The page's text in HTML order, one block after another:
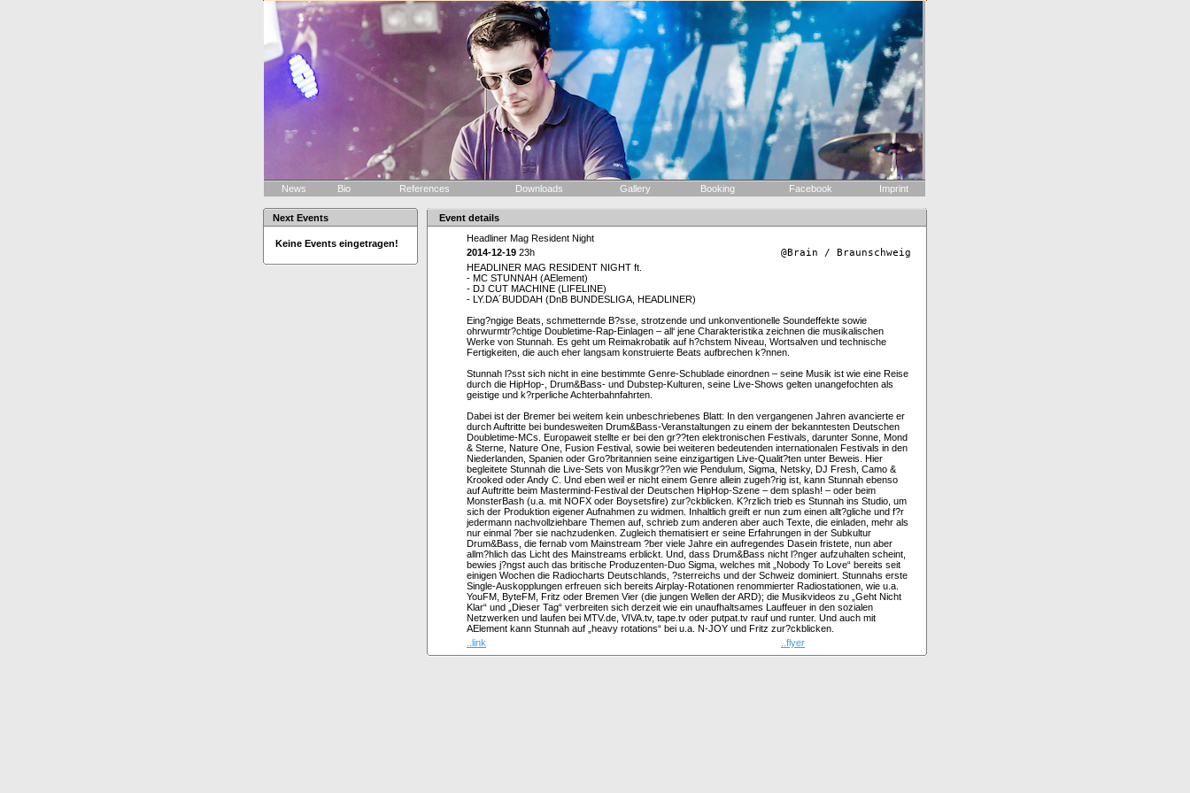
News Bio References Downloads Gallery Booking Facebook Imprint
Next Events
Keine Events eingetragen!
Event details
Headliner Mag Resident Night
2014-12-19 23h @Brain / Braunschweig
HEADLINER MAG RESIDENT NIGHT ft.
- MC STUNNAH (AElement)
- DJ CUT MACHINE (LIFELINE)
- LY.DA´BUDDAH (DnB BUNDESLIGA, HEADLINER)
Eing?ngige Beats, schmetternde B?sse, strotzende und unkonventionelle Soundeffekte sowie
ohrwurmtr?chtige Doubletime-Rap-Einlagen – all‘ jene Charakteristika zeichnen die musikalischen
Werke von Stunnah. Es geht um Reimakrobatik auf h?chstem Niveau, Wortsalven und technische
Fertigkeiten, die auch eher langsam konstruierte Beats aufbrechen k?nnen.
Stunnah l?sst sich nicht in eine bestimmte Genre-Schublade einordnen – seine Musik ist wie eine Reise
durch die HipHop-, Drum&Bass- und Dubstep-Kulturen, seine Live-Shows gelten unangefochten als
geistige und k?rperliche Achterbahnfahrten.
Dabei ist der Bremer bei weitem kein unbeschriebenes Blatt: In den vergangenen Jahren avancierte er
durch Auftritte bei bundesweiten Drum&Bass-Veranstaltungen zu einem der bekanntesten Deutschen
Doubletime-MCs. Europaweit stellte er bei den gr??ten elektronischen Festivals, darunter Sonne, Mond
& Sterne, Nature One, Fusion Festival, sowie bei weiteren bedeutenden internationalen Festivals in den
Niederlanden, Spanien oder Gro?britannien seine einzigartigen Live-Qualit?ten unter Beweis. Hier
begleitete Stunnah die Live-Sets von Musikgr??en wie Pendulum, Sigma, Netsky, DJ Fresh, Camo &
Krooked oder Andy C. Und eben weil er nicht einem Genre allein zugeh?rig ist, kann Stunnah ebenso
auf Auftritte beim Mastermind-Festival der Deutschen HipHop-Szene – dem splash! – oder beim
MonsterBash (u.a. mit NOFX oder Boysetsfire) zur?ckblicken. K?rzlich trieb es Stunnah ins Studio, um
sich der Produktion eigener Aufnahmen zu widmen. Inhaltlich greift er nun zum einen allt?gliche und f?r
jedermann nachvollziehbare Themen auf, schrieb zum anderen aber auch Texte, die einladen, mehr als
nur einmal ?ber sie nachzudenken. Zugleich thematisiert er seine Erfahrungen in der Subkultur
Drum&Bass, die fernab vom Mainstream ?ber viele Jahre ein aufregendes Dasein fristete, nun aber
allm?hlich das Licht des Mainstreams erblickt. Und, dass Drum&Bass nicht l?nger aufzuhalten scheint,
bewies j?ngst auch das britische Produzenten-Duo Sigma, welches mit „Nobody To Love“ bereits seit
einigen Wochen die Radiocharts Deutschlands, ?sterreichs und der Schweiz dominiert. Stunnahs erste
Single-Auskopplungen erfreuen sich bereits Airplay-Rotationen renommierter Radiostationen, wie u.a.
YouFM, ByteFM, Fritz oder Bremen Vier (die jungen Wellen der ARD); die Musikvideos zu „Geht Nicht
Klar“ und „Dieser Tag“ verbreiten sich derzeit wie ein unaufhaltsames Lauffeuer in den sozialen
Netzwerken und laufen bei MTV.de, VIVA.tv, tape.tv oder putpat.tv rauf und runter. Und auch mit
AElement kann Stunnah auf „heavy rotations“ bei u.a. N-JOY und Fritz zur?ckblicken.
..link
..flyer